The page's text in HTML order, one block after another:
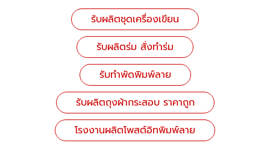
รับผลิตชุดเครื่องเขียน
รับผลิตร่ม สั่งทำร่ม
รับทำพัดพิมพ์ลาย
รับผลิตถุงผ้ากระสอบ ราคาถูก
โรงงานผลิตโพสต์อิทพิมพ์ลาย